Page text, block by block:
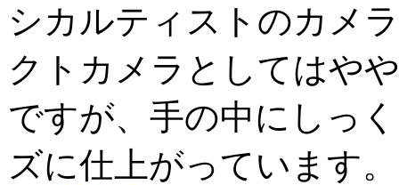
シカルティストのカメ
クトカメラとしてはや
ですが、手の中にしっ
ズに仕上がっています。